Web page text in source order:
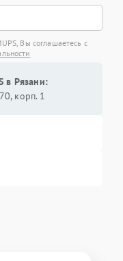
Вы соглашаетесь с
в Рязани:
корп. 1